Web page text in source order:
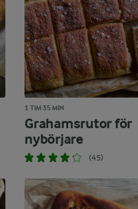
1 TIM 35 MIN
Grahamsrutor för
nybörjare
(45)